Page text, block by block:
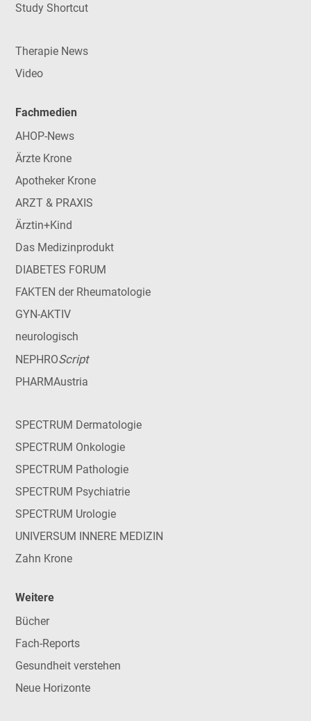
Study Shortcut
Therapie News
Video
Fachmedien
AHOP-News
Ärzte Krone
Apotheker Krone
ARZT & PRAXIS
Ärztin+Kind
Das Medizinprodukt
DIABETES FORUM
FAKTEN der Rheumatologie
GYN-AKTIV
neurologisch
NEPHROScript
PHARMAustria
SPECTRUM Dermatologie
SPECTRUM Onkologie
SPECTRUM Pathologie
SPECTRUM Psychiatrie
SPECTRUM Urologie
UNIVERSUM INNERE MEDIZIN
Zahn Krone
Weitere
Bücher
Fach-Reports
Gesundheit verstehen
Neue Horizonte